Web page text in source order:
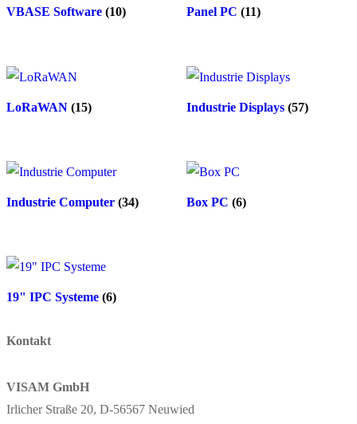
VBASE Software (10) Panel PC (11)
LoRaWAN (15) Industrie Displays (57)
Industrie Computer (34) Box PC (6)
19" IPC Systeme (6)
Kontakt
VISAM GmbH
Irlicher Straße 20, D-56567 Neuwied